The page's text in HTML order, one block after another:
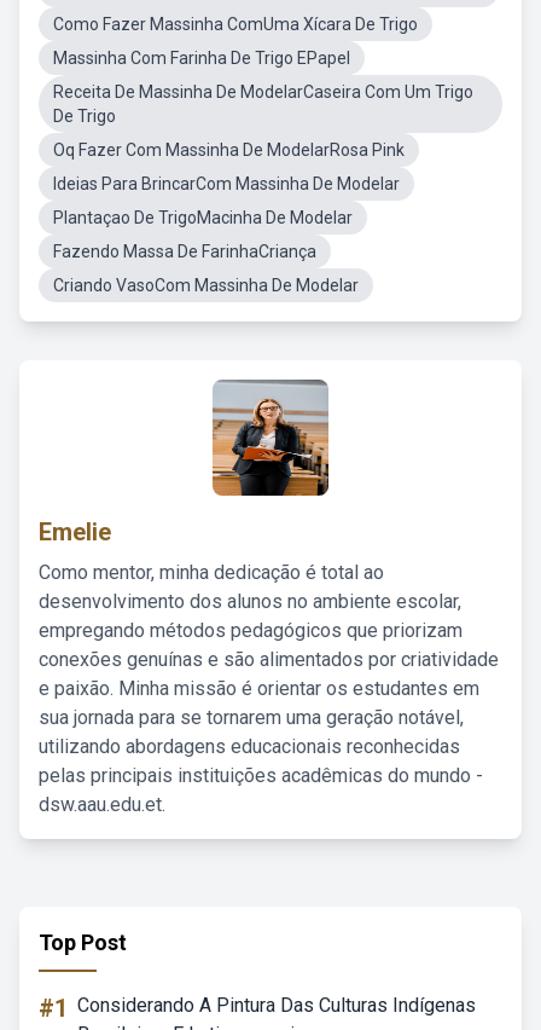
Como Fazer Massinha ComUma Xícara De Trigo
Massinha Com Farinha De Trigo EPapel
Receita De Massinha De ModelarCaseira Com Um Trigo
De Trigo
Oq Fazer Com Massinha De ModelarRosa Pink
Ideias Para BrincarCom Massinha De Modelar
Plantaçao De TrigoMacinha De Modelar
Fazendo Massa De FarinhaCriança
Criando VasoCom Massinha De Modelar
Emelie
Como mentor, minha dedicação é total ao
desenvolvimento dos alunos no ambiente escolar,
empregando métodos pedagógicos que priorizam
conexões genuínas e são alimentados por criatividade
e paixão. Minha missão é orientar os estudantes em
sua jornada para se tornarem uma geração notável,
utilizando abordagens educacionais reconhecidas
pelas principais instituições acadêmicas do mundo -
dsw.aau.edu.et.
Top Post
#1 Considerando A Pintura Das Culturas Indígenas